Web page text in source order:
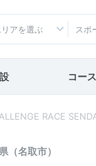
リアを選ぶ スポ
コース
RACE
（名取市）